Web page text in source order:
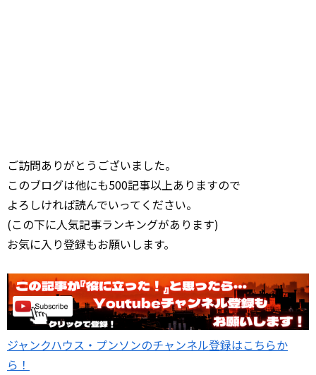
ご訪問ありがとうございました。
このブログは他にも500記事以上ありますので
よろしければ読んでいってください。
(この下に人気記事ランキングがあります)
お気に入り登録もお願いします。
ジャンクハウス・プンソンのチャンネル登録はこちらか
ら！